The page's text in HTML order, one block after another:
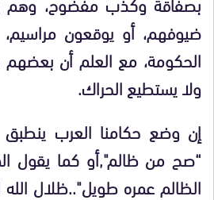
ضيوفهم، أو يوقعون
الحكومة، مع العلم أن بعضهم
ولا يستطيع الحراك.
إن وضع حكامنا العرب ينطبق
“صح من ظالم",أو كما يقول
الظالم عمره طويل"..ظلال الله